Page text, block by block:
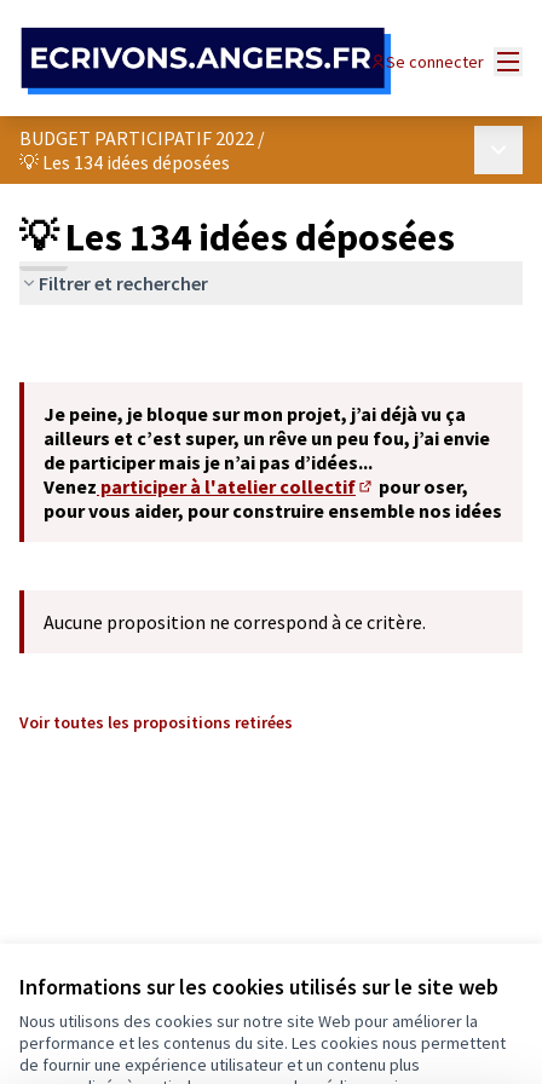
Informations sur les cookies utilisés sur le site web
Nous utilisons des cookies sur notre site Web pour améliorer la
performance et les contenus du site. Les cookies nous permettent
de fournir une expérience utilisateur et un contenu plus
Se connecter
BUDGET PARTICIPATIF 2022 /
💡 Les 134 idées déposées
💡 Les 134 idées déposées
Filtrer et rechercher
Je peine, je bloque sur mon projet, j’ai déjà vu ça
ailleurs et c’est super, un rêve un peu fou, j’ai envie
de participer mais je n’ai pas d’idées...
Venez participer à l'atelier collectif
(S'ouvre dans un
pour oser,
pour vous aider, pour construire ensemble nos idées
Aucune proposition ne correspond à ce critère.
Voir toutes les propositions retirées